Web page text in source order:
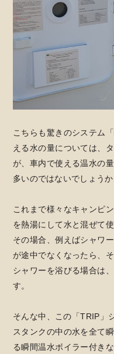
こちらも驚きのシステム
える水の量については、
が、車内で使える温水の
多いのではないでしょうか
これまで様々なキャンピ
を熱湯にして水と混ぜて
その場合、例えばシャワ
が途中でなくなったら、
シャワーを浴びる場合は
す。
そんな中、この「TRIP」
スタンクの中の水を全て
る瞬間温水ボイラー付き